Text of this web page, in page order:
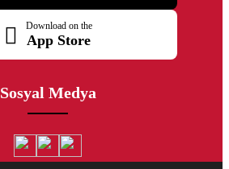
Download on the
App Store
Sosyal Medya